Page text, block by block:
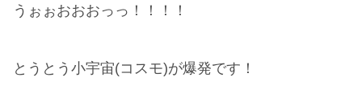
うぉぉおおおっっ！！！！
とうとう小宇宙(コスモ)が爆発です！